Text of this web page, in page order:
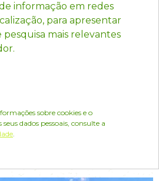
- AL
informação em redes
para apresentar
mais relevantes
sobre cookies e o
dados pessoais, consulte a
.